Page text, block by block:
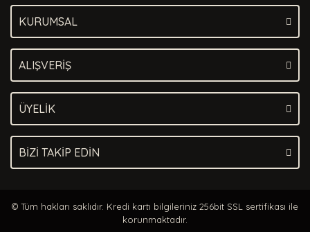
KURUMSAL
ALIŞVERİŞ
ÜYELİK
BİZİ TAKİP EDİN
© Tüm hakları saklıdır. Kredi kartı bilgileriniz 256bit SSL sertifikası ile
korunmaktadır.